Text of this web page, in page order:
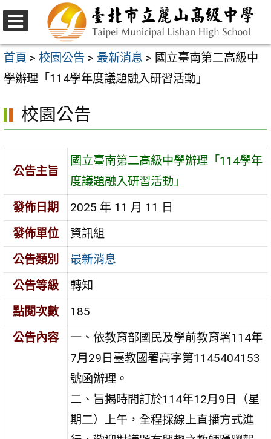
跳
至
主
要
容
區
選
單
首頁 > 校園公告 > 最新消息 > 國立臺南第二高級中
學辦理「114學年度議題融入研習活動」
校園公告
公告主旨
國立臺南第二高級中學辦理「114學年
度議題融入研習活動」
發佈日期
2025 年 11 月 11 日
發佈單位
資訊組
公告類別
最新消息
公告等級
轉知
點閱次數
185
公告內容
一、依教育部國民及學前教育署114年
7月29日臺教國署高字第1145404153
號函辦理。
二、旨揭時間訂於114年12月9日（星
期二）上午，全程採線上直播方式進